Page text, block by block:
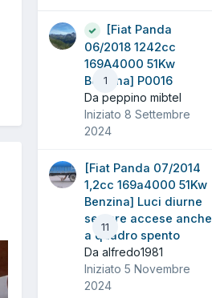
1
[Fiat Panda
06/2018 1242cc
169A4000 51Kw
Benzina] P0016
Da peppino mibtel
Iniziato 8 Settembre
2024
11
[Fiat Panda 07/2014
1,2cc 169a4000 51Kw
Benzina] Luci diurne
sempre accese anche
a quadro spento
Da alfredo1981
Iniziato 5 Novembre
2024